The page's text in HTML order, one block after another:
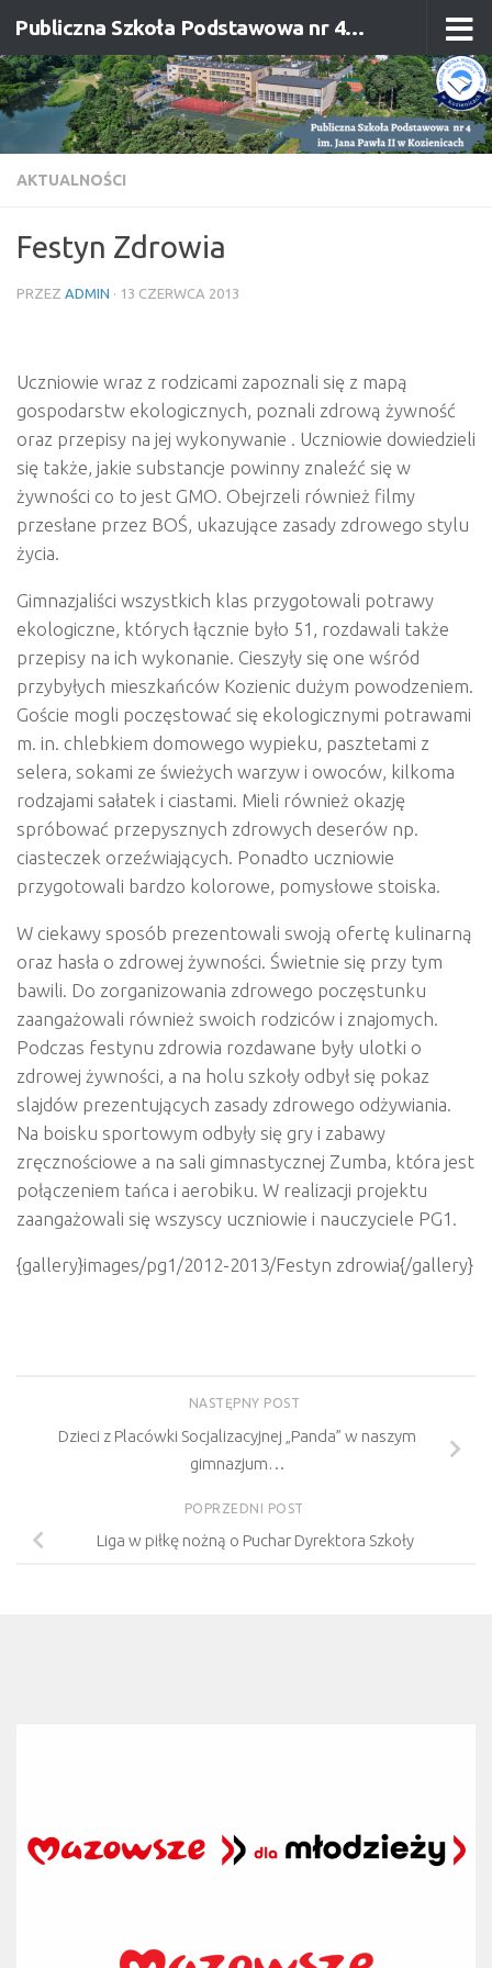
Przejdź do treści Publiczna Szkoła Podstawowa nr 4 im. Jana Pawła II w Kozienicach
AKTUALNOŚCI
Festyn Zdrowia
PRZEZ ADMIN · 13 CZERWCA 2013
Uczniowie wraz z rodzicami zapoznali się z mapą
gospodarstw ekologicznych, poznali zdrową żywność
oraz przepisy na jej wykonywanie . Uczniowie dowiedzieli
się także, jakie substancje powinny znaleźć się w
żywności co to jest GMO. Obejrzeli również filmy
przesłane przez BOŚ, ukazujące zasady zdrowego stylu
życia.
Gimnazjaliści wszystkich klas przygotowali potrawy
ekologiczne, których łącznie było 51, rozdawali także
przepisy na ich wykonanie. Cieszyły się one wśród
przybyłych mieszkańców Kozienic dużym powodzeniem.
Goście mogli poczęstować się ekologicznymi potrawami
m. in. chlebkiem domowego wypieku, pasztetami z
selera, sokami ze świeżych warzyw i owoców, kilkoma
rodzajami sałatek i ciastami. Mieli również okazję
spróbować przepysznych zdrowych deserów np.
ciasteczek orzeźwiających. Ponadto uczniowie
przygotowali bardzo kolorowe, pomysłowe stoiska.
W ciekawy sposób prezentowali swoją ofertę kulinarną
oraz hasła o zdrowej żywności. Świetnie się przy tym
bawili. Do zorganizowania zdrowego poczęstunku
zaangażowali również swoich rodziców i znajomych.
Podczas festynu zdrowia rozdawane były ulotki o
zdrowej żywności, a na holu szkoły odbył się pokaz
slajdów prezentujących zasady zdrowego odżywiania.
Na boisku sportowym odbyły się gry i zabawy
zręcznościowe a na sali gimnastycznej Zumba, która jest
połączeniem tańca i aerobiku. W realizacji projektu
zaangażowali się wszyscy uczniowie i nauczyciele PG1.
{gallery}images/pg1/2012-2013/Festyn zdrowia{/gallery}
NASTĘPNY POST
Dzieci z Placówki Socjalizacyjnej „Panda” w naszym
gimnazjum…
POPRZEDNI POST
Liga w piłkę nożną o Puchar Dyrektora Szkoły